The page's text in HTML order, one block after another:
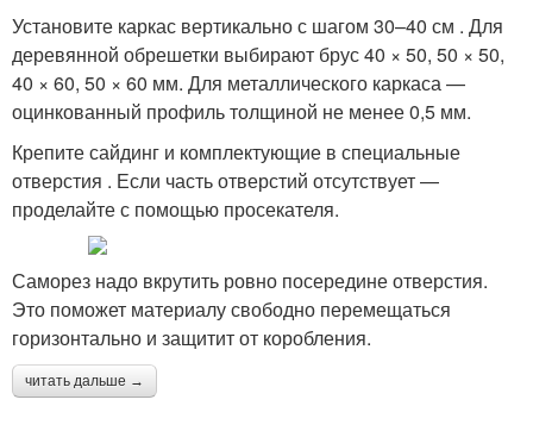
Установите каркас вертикально с шагом 30–40 см . Для
деревянной обрешетки выбирают брус 40 × 50, 50 × 50,
40 × 60, 50 × 60 мм. Для металлического каркаса —
оцинкованный профиль толщиной не менее 0,5 мм.
Крепите сайдинг и комплектующие в специальные
отверстия . Если часть отверстий отсутствует —
проделайте с помощью просекателя.
Саморез надо вкрутить ровно посередине отверстия.
Это поможет материалу свободно перемещаться
горизонтально и защитит от коробления.
читать дальше →